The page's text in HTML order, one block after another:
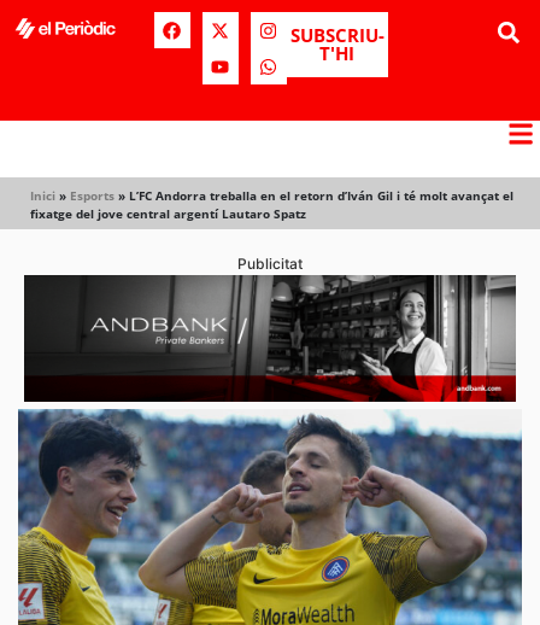
SUBSCRIU-
T'HI
Inici » Esports » L’FC Andorra treballa en el retorn d’Iván Gil i té molt avançat el
fixatge del jove central argentí Lautaro Spatz
Publicitat